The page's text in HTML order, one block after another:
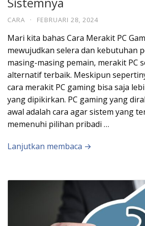
CARA · FEBRUARI 28, 2024
Mari kita bahas Cara Merakit PC
mewujudkan selera dan kebutuhan
masing-masing pemain, merakit PC
alternatif terbaik. Meskipun
cara merakit PC gaming bisa saja
yang dipikirkan. PC gaming yang
awal adalah cara agar sistem yang
memenuhi pilihan pribadi …
Lanjutkan membaca →